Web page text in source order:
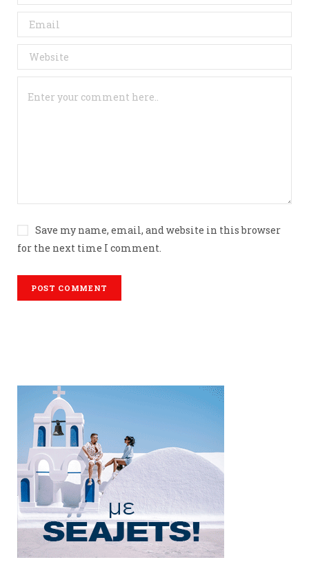
Save my name, email, and website in this browser
for the next time I comment.